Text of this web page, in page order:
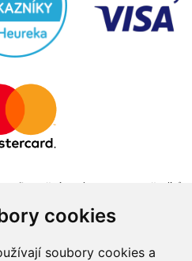
cookies
soubory cookies a
finanční podpory z prostředků
Country for the Future